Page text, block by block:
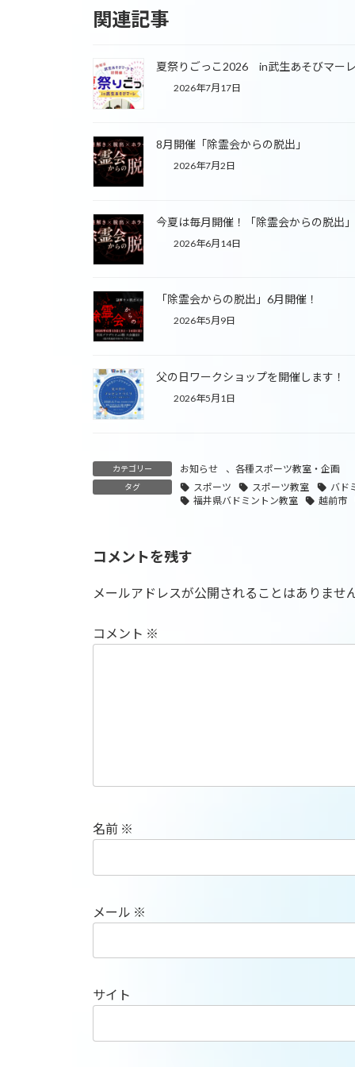
o
関連記事
夏祭りごっこ2026 in武生あそびマーレ
2026年7月17日
8月開催「除霊会からの脱出」
2026年7月2日
今夏は毎月開催！「除霊会からの脱出」
2026年6月14日
「除霊会からの脱出」6月開催！
2026年5月9日
父の日ワークショップを開催します！
2026年5月1日
カテゴリー お知らせ 、 各種スポーツ教室・企画
タグ スポーツ スポーツ教室 バド
福井県バドミントン教室
越前市
コメントを残す
メールアドレスが公開されることはありません
コメント ※
名前 ※
メール ※
サイト